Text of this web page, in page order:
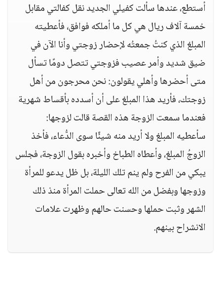
أستطع، عندها سألت كفيلي الجديد نقل كفالتي مقابل
خمسة آلاف ريال هي كل ما أملكه فوافق، فأعطيته
المبلغ الذي كنتُ جمعتُه لإحضار زوجتي وأنا الآن في
ضيق شديد وأمر عصيب فزوجتي تتصل دومًا تسأل
متى أحضرها وأهلي يقولون: نحن محرجون من أهل
زوجتك، فأريد هذا المبلغ على أن أسدده بأقساط شهرية
فعندما سمعت الزوجة هذه القصة قالت لزوجها:
سأعطيه المبلغ ولا أريد منه شيئًا سوى الدُّعاء، فأخذ
الزوجُ المبلغ، وأعطاه الطباخ وأخبره بقول الزوجة، فجلس
يبكي من الفرح ولم ينم تلك الليلة، بل ظل يدعو للمرأة
وزوجها وبفضل من الله تعالى حملت المرأة منذ ذلك
الشهر وثبت حملها وحسنت حالهم وظهرت علامات
الانشراح بينهم.